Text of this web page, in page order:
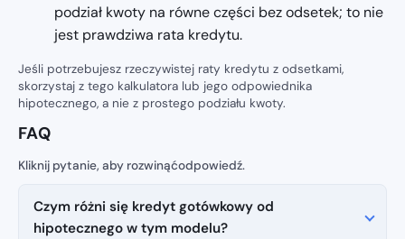
podział kwoty na równe części bez odsetek; to nie
jest prawdziwa rata kredytu.
Jeśli potrzebujesz rzeczywistej raty kredytu z odsetkami,
skorzystaj z tego kalkulatora lub jego odpowiednika
hipotecznego, a nie z prostego podziału kwoty.
FAQ
Czym różni się kredyt gotówkowy od
hipotecznego w tym modelu?